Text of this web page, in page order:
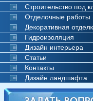
Строительство под
Отделочные работы
Декоративная
Гидроизоляция
Дизайн интерьера
Статьи
Контакты
Дизайн ландшафта